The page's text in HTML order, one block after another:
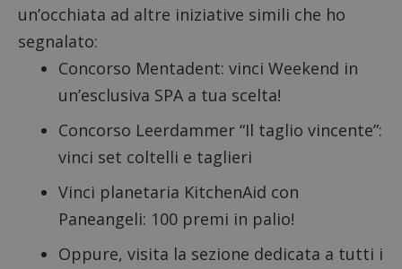
un’occhiata ad altre iniziative simili che ho
segnalato:
Concorso Mentadent: vinci Weekend in
un’esclusiva SPA a tua scelta!
Concorso Leerdammer “Il taglio vincente”:
vinci set coltelli e taglieri
Vinci planetaria KitchenAid con
Paneangeli: 100 premi in palio!
Oppure, visita la sezione dedicata a tutti i